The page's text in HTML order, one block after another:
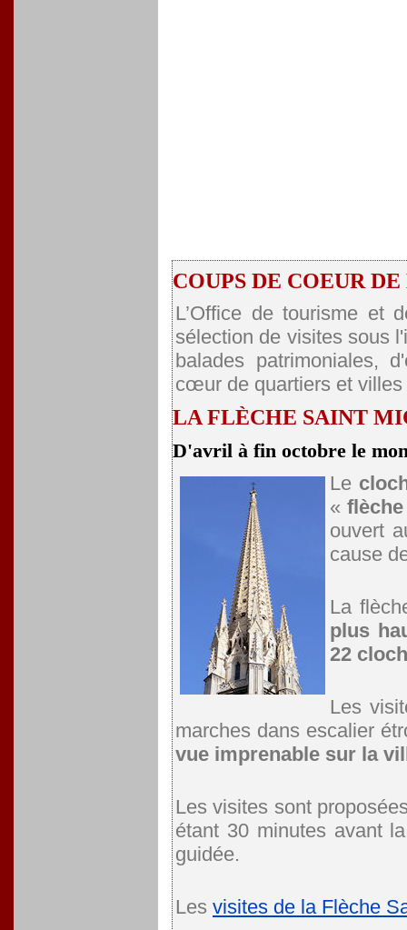
COUPS DE COEUR
L’Office de tourisme et
sélection de visites sous
balades patrimoniales,
cœur de quartiers et villes
LA FLÈCHE SAINT
D'avril à fin octobre le
Le
«
ouvert
cause
La
plus
22
Les
marches dans escalier
vue imprenable sur la
Les visites sont
étant 30 minutes avant
guidée.
Les visites de la Flèche